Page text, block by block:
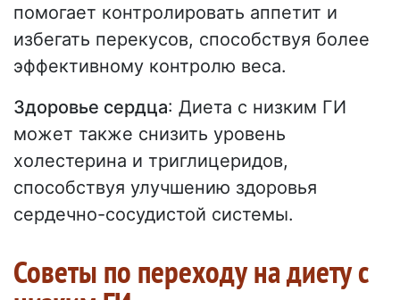
помогает контролировать аппетит и
избегать перекусов, способствуя более
эффективному контролю веса.
Здоровье сердца: Диета с низким ГИ
может также снизить уровень
холестерина и триглицеридов,
способствуя улучшению здоровья
сердечно-сосудистой системы.
Советы по переходу на диету с